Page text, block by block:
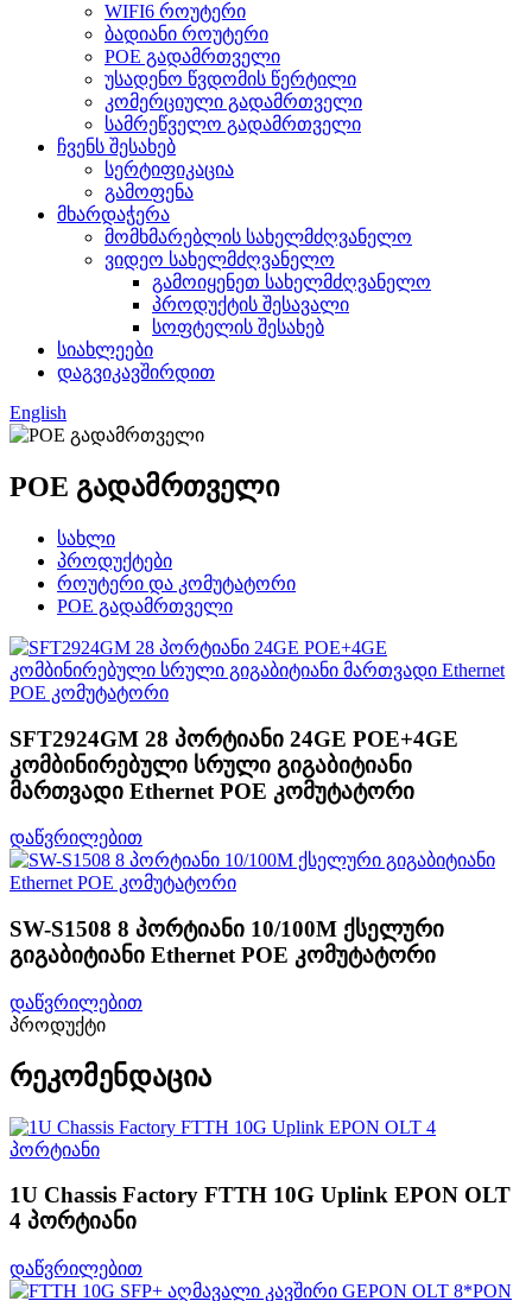
WIFI6 როუტერი
ბადიანი როუტერი
POE გადამრთველი
უსადენო წვდომის წერტილი
კომერციული გადამრთველი
სამრეწველო გადამრთველი
ჩვენს შესახებ
სერტიფიკაცია
გამოფენა
მხარდაჭერა
მომხმარებლის სახელმძღვანელო
ვიდეო სახელმძღვანელო
გამოიყენეთ სახელმძღვანელო
პროდუქტის შესავალი
სოფტელის შესახებ
სიახლეები
დაგვიკავშირდით
English
POE გადამრთველი
სახლი
პროდუქტები
როუტერი და კომუტატორი
POE გადამრთველი
SFT2924GM 28 პორტიანი 24GE POE+4GE
კომბინირებული სრული გიგაბიტიანი
მართვადი Ethernet POE კომუტატორი
დაწვრილებით
SW-S1508 8 პორტიანი 10/100M ქსელური
გიგაბიტიანი Ethernet POE კომუტატორი
დაწვრილებით
პროდუქტი
რეკომენდაცია
1U Chassis Factory FTTH 10G Uplink EPON OLT
4 პორტიანი
დაწვრილებით